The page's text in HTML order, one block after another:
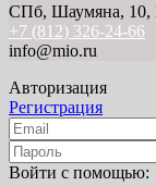
СПб, Шаумяна, 10,
+7 (812) 326-24-66
info@mio.ru
Авторизация
Регистрация
Войти с помощью: